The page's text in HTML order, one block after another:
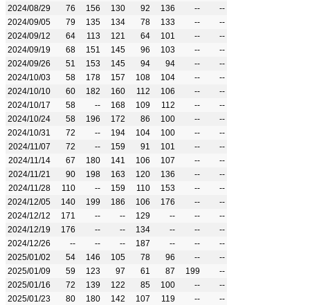
2024/08/29
76 156 130 92 136 --
--
2024/09/05
79 135 134 78 133 --
--
2024/09/12
64 113 121 64 101 --
--
2024/09/19
68 151 145 96 103 --
--
2024/09/26
51 153 145 94 94 --
--
2024/10/03
58 178 157 108 104 --
--
2024/10/10
60 182 160 112 106 --
--
2024/10/17
58 -- 168 109 112 --
--
2024/10/24
58 196 172 86 100 --
--
2024/10/31
72 -- 194 104 100 --
--
2024/11/07
72 -- 159 91 101 --
--
2024/11/14
67 180 141 106 107 --
--
2024/11/21
90 198 163 120 136 --
--
2024/11/28
110 -- 159 110 153 --
--
2024/12/05
140 199 186 106 176 --
--
2024/12/12
171 -- -- 129 -- --
--
2024/12/19
176 -- -- 134 -- --
--
2024/12/26
-- -- -- 187 -- --
--
2025/01/02
54 146 105 78 96 --
--
2025/01/09
59 123 97 61 87 199
--
2025/01/16
72 139 122 85 100 --
--
2025/01/23
80 180 142 107 119 --
--